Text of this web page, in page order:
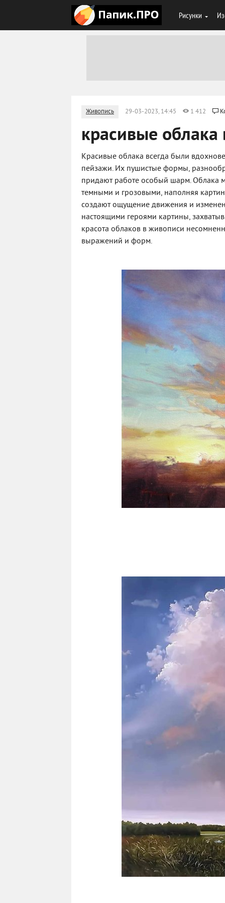
Рисунки
Живопись 29-03-2023, 14:45 1 412
красивые
Красивые облака всегда были
пейзажи. Их пушистые формы,
придают работе особый шарм. Облака
темными и грозовыми, наполняя
создают ощущение движения и
настоящими героями картины,
красота облаков в живописи
выражений и форм.